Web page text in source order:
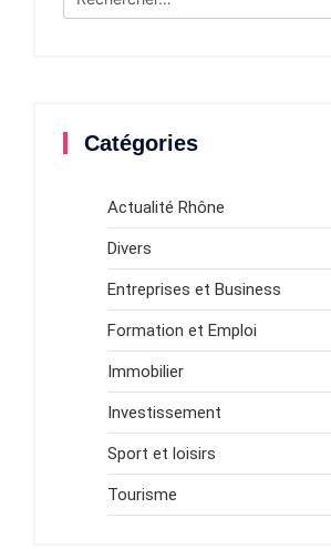
Catégories
Actualité Rhône
Divers
Entreprises et Business
Formation et Emploi
Immobilier
Investissement
Sport et loisirs
Tourisme